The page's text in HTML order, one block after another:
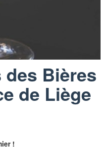
Bières
de Liège
!